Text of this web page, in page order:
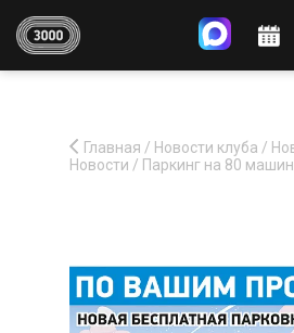
Главная / Новости клуба /
Новости / Паркинг на 80